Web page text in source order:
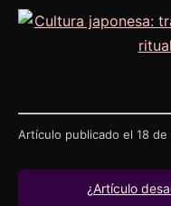
Artículo publicado el 18 de
¿Artículo